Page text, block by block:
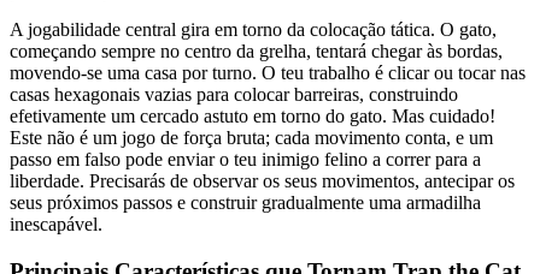
A jogabilidade central gira em torno da colocação tática. O gato,
começando sempre no centro da grelha, tentará chegar às bordas,
movendo-se uma casa por turno. O teu trabalho é clicar ou tocar nas
casas hexagonais vazias para colocar barreiras, construindo
efetivamente um cercado astuto em torno do gato. Mas cuidado!
Este não é um jogo de força bruta; cada movimento conta, e um
passo em falso pode enviar o teu inimigo felino a correr para a
liberdade. Precisarás de observar os seus movimentos, antecipar os
seus próximos passos e construir gradualmente uma armadilha
inescapável.